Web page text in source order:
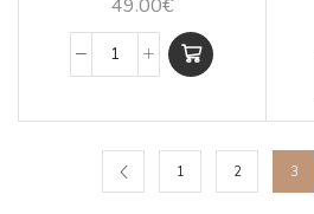
49.00€
1 2 3